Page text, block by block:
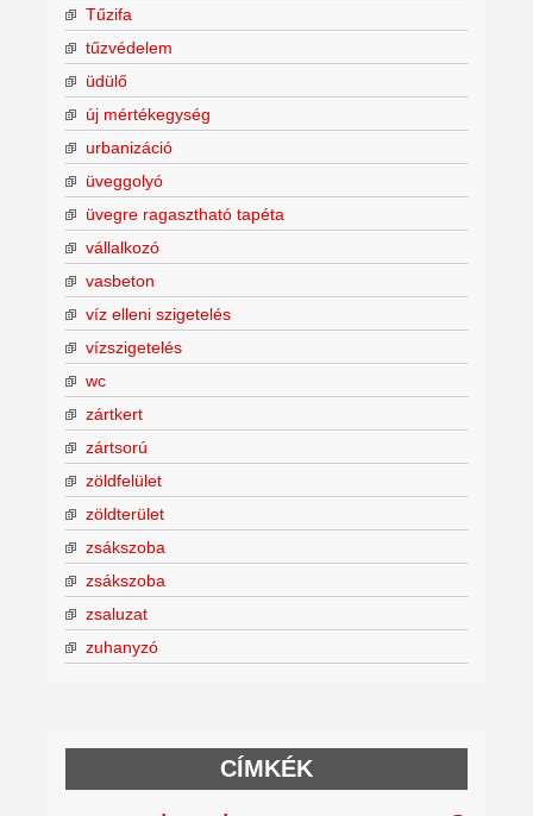
Tűzifa
tűzvédelem
üdülő
új mértékegység
urbanizáció
üveggolyó
üvegre ragasztható tapéta
vállalkozó
vasbeton
víz elleni szigetelés
vízszigetelés
wc
zártkert
zártsorú
zöldfelület
zöldterület
zsákszoba
zsákszoba
zsaluzat
zuhanyzó
CÍMKÉK